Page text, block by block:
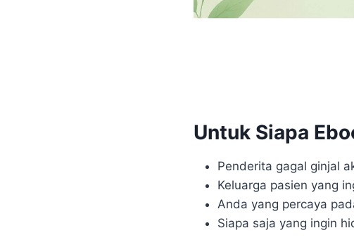
Untuk Siapa
Penderita gagal ginjal
Keluarga pasien yang
Anda yang percaya
Siapa saja yang ingin